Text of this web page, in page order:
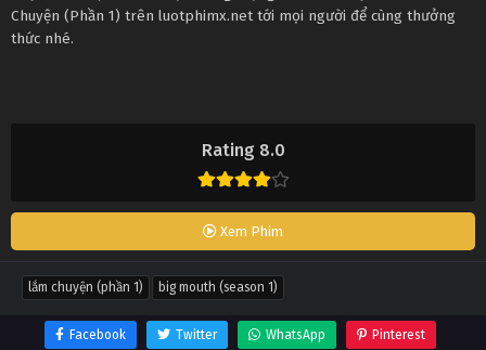
Rating 8.0
Xem Phim
Chuyện (Phần 1) trên luotphimx.net tới mọi người để cùng thưởng
thức nhé.
lắm chuyện (phần 1) big mouth (season 1)
Facebook Twitter WhatsApp Pinterest